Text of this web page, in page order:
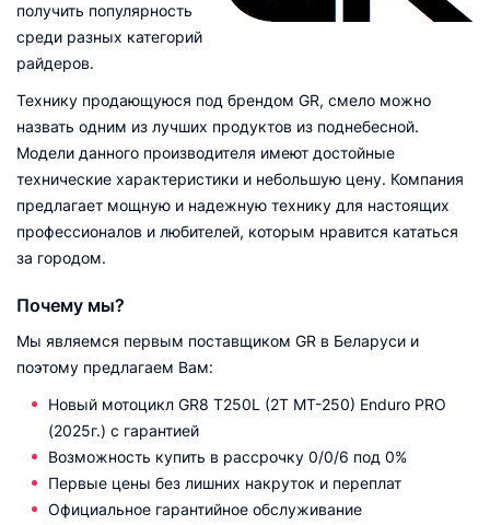
получить популярность
среди разных категорий
райдеров.
Технику продающуюся под брендом GR, смело можно
назвать одним из лучших продуктов из поднебесной.
Модели данного производителя имеют достойные
технические характеристики и небольшую цену. Компания
предлагает мощную и надежную технику для настоящих
профессионалов и любителей, которым нравится кататься
за городом.
Почему мы?
Мы являемся первым поставщиком GR в Беларуси и
поэтому предлагаем Вам:
Новый мотоцикл GR8 T250L (2T MT-250) Enduro PRO
(2025г.) с гарантией
Возможность купить в рассрочку 0/0/6 под 0%
Первые цены без лишних накруток и переплат
Официальное гарантийное обслуживание